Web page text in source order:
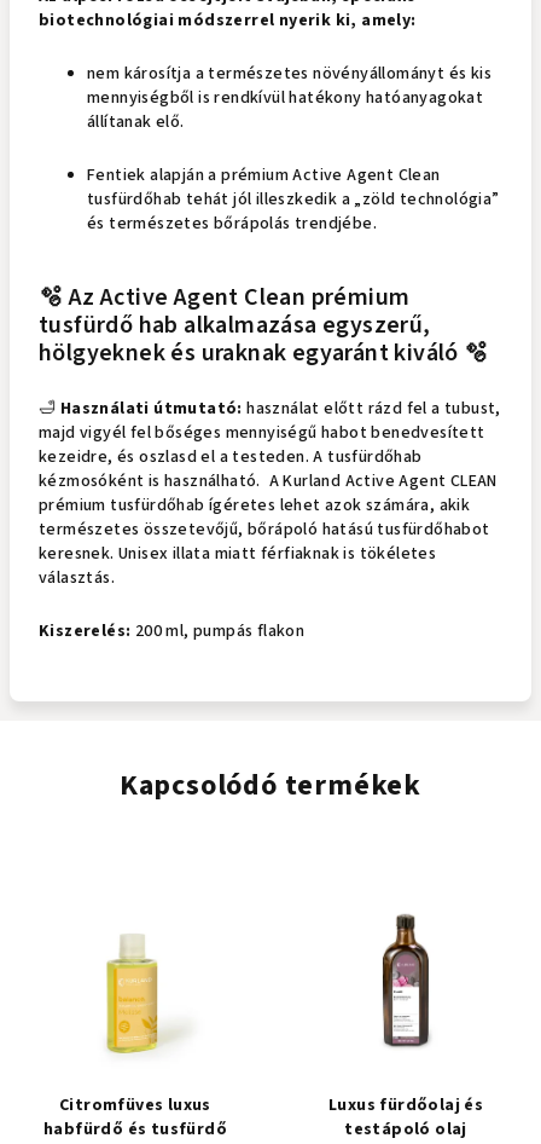
biotechnológiai módszerrel nyerik ki, amely:
nem károsítja a természetes növényállományt és kis
mennyiségből is rendkívül hatékony hatóanyagokat
állítanak elő.
Fentiek alapján a prémium Active Agent Clean
tusfürdőhab tehát jól illeszkedik a „zöld technológia”
és természetes bőrápolás trendjébe.
🫧 Az Active Agent Clean prémium
tusfürdő hab alkalmazása egyszerű,
hölgyeknek és uraknak egyaránt kiváló 🫧
🛁 Használati útmutató: használat előtt rázd fel a tubust,
majd vigyél fel bőséges mennyiségű habot benedvesített
kezeidre, és oszlasd el a testeden. A tusfürdőhab
kézmosóként is használható. A Kurland Active Agent CLEAN
prémium tusfürdőhab ígéretes lehet azok számára, akik
természetes összetevőjű, bőrápoló hatású tusfürdőhabot
keresnek. Unisex illata miatt férfiaknak is tökéletes
választás.
Kiszerelés: 200 ml, pumpás flakon
Kapcsolódó termékek
Citromfüves luxus
habfürdő és tusfürdő
Luxus fürdőolaj és
testápoló olaj